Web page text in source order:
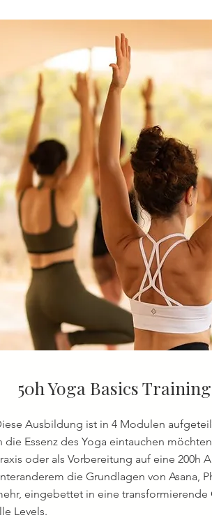
50h Yoga Basics
Ausbildung ist in 4 Modulen
die Essenz des Yoga eintauchen
oder als Vorbereitung auf eine 200h
die Grundlagen von Asana,
eingebettet in eine
Levels.